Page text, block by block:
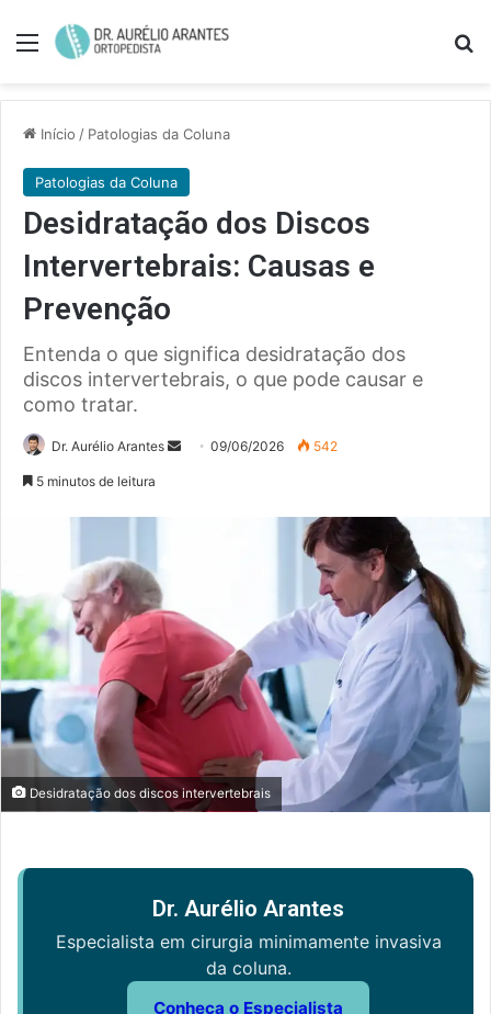
Menu
Início / Patologias da Coluna
Patologias da Coluna
Desidratação dos Discos
Intervertebrais: Causas e
Prevenção
Entenda o que significa desidratação dos
discos intervertebrais, o que pode causar e
como tratar.
Dr. Aurélio Arantes
Mande09/06/2026 542
5 minutos de leitura
Desidratação dos discos intervertebrais
Dr. Aurélio Arantes
Especialista em cirurgia minimamente invasiva
da coluna.
Conheça o Especialista